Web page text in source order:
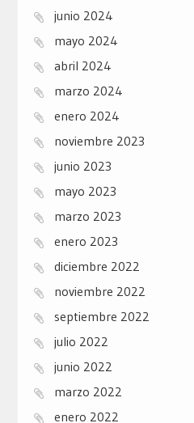
junio 2024
mayo 2024
abril 2024
marzo 2024
enero 2024
noviembre 2023
junio 2023
mayo 2023
marzo 2023
enero 2023
diciembre 2022
noviembre 2022
septiembre 2022
julio 2022
junio 2022
marzo 2022
enero 2022